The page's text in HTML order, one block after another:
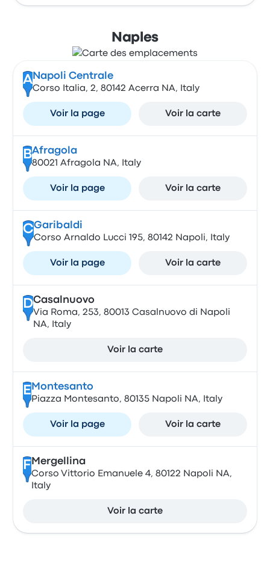
Naples
A Napoli Centrale
Corso Italia, 2, 80142 Acerra NA, Italy
Voir la page Voir la carte
BAfragola
80021 Afragola NA, Italy
Voir la page Voir la carte
CGaribaldi
Corso Arnaldo Lucci 195, 80142 Napoli, Italy
Voir la page Voir la carte
DCasalnuovo
Via Roma, 253, 80013 Casalnuovo di Napoli
NA, Italy
Voir la carte
E Montesanto
Piazza Montesanto, 80135 Napoli NA, Italy
Voir la page Voir la carte
F Mergellina
Corso Vittorio Emanuele 4, 80122 Napoli NA,
Italy
Voir la carte